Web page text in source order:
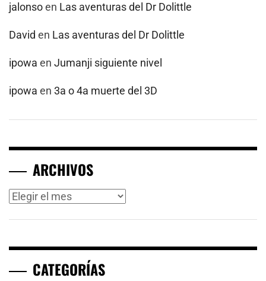
jalonsoen Las aventuras del Dr Dolittle
David en Las aventuras del Dr Dolittle
ipowa en Jumanji siguiente nivel
ipowa en 3a o 4a muerte del 3D
ARCHIVOS
Archivos
CATEGORÍAS